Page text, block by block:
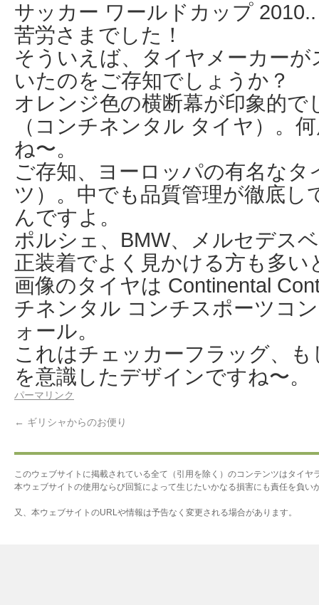
サッカー ワールドカップ
苦労さまでした！
そういえば、タイヤメーカー
いたのをご存知でしょうか？
オレンジ色の横断幕が印象的で
（コンチネンタル タイヤ）。
ね〜。
ご存知、ヨーロッパの有名なタ
ツ）。中でも品質管理が徹底し
んですよ。
ポルシェ、BMW、メルセデス
正装着でよく見かける方も多い
画像のタイヤは Continental
チネンタル コンチスポーツコ
ォール。
これはチェッカーフラッグ、
を意識したデザインですね〜。
パーマリンク
← ギリシャからのお便り
このウェブサイトに掲載されている全て（引用を除く）のコンテンツはタイヤ
本ウェブサイトの使用ならび回覧によって生じたいかなる損害にも責任を負い
又、本ウェブサイトのURLや情報は予告なく変更される場合があります。